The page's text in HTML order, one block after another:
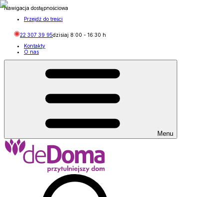
Nawigacja dostępnościowa
Przejdź do treści
22 307 39 95dzisiaj 8:00 - 16:30 h
Kontakty
O nas
Menu